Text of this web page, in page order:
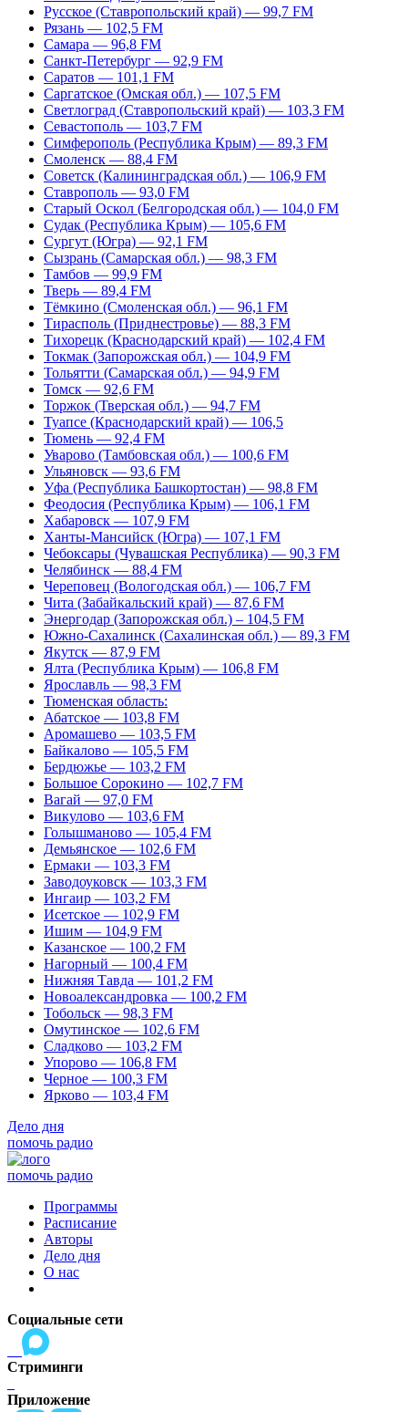
Русское (Ставропольский край) — 99,7 FM
Рязань — 102,5 FM
Самара — 96,8 FM
Санкт-Петербург — 92,9 FM
Саратов — 101,1 FM
Саргатское (Омская обл.) — 107,5 FM
Светлоград (Ставропольский край) — 103,3 FM
Севастополь — 103,7 FM
Симферополь (Республика Крым) — 89,3 FM
Смоленск — 88,4 FM
Советск (Калининградская обл.) — 106,9 FM
Ставрополь — 93,0 FM
Старый Оскол (Белгородская обл.) — 104,0 FM
Судак (Республика Крым) — 105,6 FM
Сургут (Югра) — 92,1 FM
Сызрань (Самарская обл.) — 98,3 FM
Тамбов — 99,9 FM
Тверь — 89,4 FM
Тёмкино (Смоленская обл.) — 96,1 FM
Тирасполь (Приднестровье) — 88,3 FM
Тихорецк (Краснодарский край) — 102,4 FM
Токмак (Запорожская обл.) — 104,9 FM
Тольятти (Самарская обл.) — 94,9 FM
Томск — 92,6 FM
Торжок (Тверская обл.) — 94,7 FM
Туапсе (Краснодарский край) — 106,5
Тюмень — 92,4 FM
Уварово (Тамбовская обл.) — 100,6 FM
Ульяновск — 93,6 FM
Уфа (Республика Башкортостан) — 98,8 FM
Феодосия (Республика Крым) — 106,1 FM
Хабаровск — 107,9 FM
Ханты-Мансийск (Югра) — 107,1 FM
Чебоксары (Чувашская Республика) — 90,3 FM
Челябинск — 88,4 FM
Череповец (Вологодская обл.) — 106,7 FM
Чита (Забайкальский край) — 87,6 FM
Энергодар (Запорожская обл.) – 104,5 FM
Южно-Сахалинск (Сахалинская обл.) — 89,3 FM
Якутск — 87,9 FM
Ялта (Республика Крым) — 106,8 FM
Ярославль — 98,3 FM
Тюменская область:
Абатское — 103,8 FM
Аромашево — 103,5 FM
Байкалово — 105,5 FM
Бердюжье — 103,2 FM
Большое Сорокино — 102,7 FM
Вагай — 97,0 FM
Викулово — 103,6 FM
Голышманово — 105,4 FM
Демьянское — 102,6 FM
Ермаки — 103,3 FM
Заводоуковск — 103,3 FM
Ингаир — 103,2 FM
Исетское — 102,9 FM
Ишим — 104,9 FM
Казанское — 100,2 FM
Нагорный — 100,4 FM
Нижняя Тавда — 101,2 FM
Новоалександровка — 100,2 FM
Тобольск — 98,3 FM
Омутинское — 102,6 FM
Сладково — 103,2 FM
Упорово — 106,8 FM
Черное — 100,3 FM
Ярково — 103,4 FM
Дело дня
помочь радио
помочь радио
Программы
Расписание
Авторы
Дело дня
О нас
Социальные сети
Стриминги
Приложение